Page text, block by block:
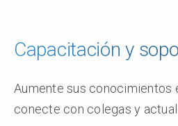
Capacitación y
Aumente sus conocimientos
conecte con colegas y